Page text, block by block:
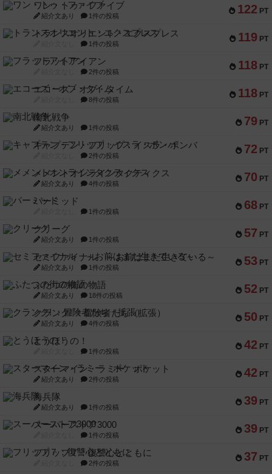
122 PT
ワン・トゥ・ファイブ
紹介文あり 1件の投稿
119 PT
トランスオリエント・エクスプレス
1件の投稿
118 PT
フラットアイアン
2件の投稿
118 PT
エコーズ・オブ・タイム
8件の投稿
79 PT
南北戦争
紹介文あり 1件の投稿
72 PT
キャプテン・フリップ：イスラ・ボンバ
2件の投稿
70 PT
メメントオンラインタクティクス
紹介文あり 4件の投稿
68 PT
パーミッド
1件の投稿
57 PT
クリーグ
紹介文あり 1件の投稿
53 PT
セミファイナル ～お前はまだ生きている～
紹介文あり 1件の投稿
52 PT
ふたつの街の物語
紹介文あり 18件の投稿
50 PT
クランク! ：冒険者たち（拡張）
紹介文あり 4件の投稿
42 PT
とうほうの！
1件の投稿
42 PT
スターマイン・ラミー ポケット
紹介文あり 2件の投稿
39 PT
海兵隊
紹介文あり 1件の投稿
39 PT
スーパーストア3000
1件の投稿
37 PT
フリップ７：復讐心とともに
2件の投稿